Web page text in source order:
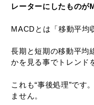
レーターにしたものが
MACDとは「移動平均
長期と短期の移動平均
かを見る事でトレンド
これも“事後処理”です
ません。